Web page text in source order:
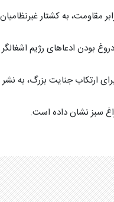
مقاومت، به کشتار
بودن ادعاهای رژیم اشغالگر
ارتکاب جنایت بزرگ، به
سبز نشان داده است.